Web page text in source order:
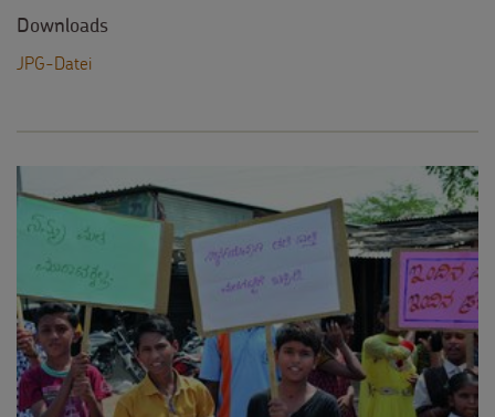
Downloads
JPG-Datei